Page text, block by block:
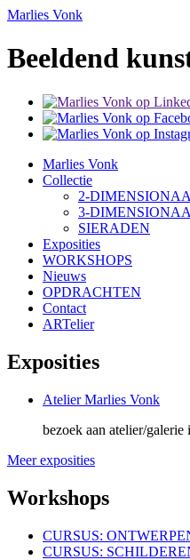
Marlies Vonk
Beeldend
Marlies Vonk
Collectie
2-
3-
SIERADEN
Exposities
WORKSHOPS
Nieuws
OPDRACHTEN
Contact
ARTelier
Exposities
Atelier Marlies Vonk
bezoek aan atelier/
Meer exposities
Workshops
CURSUS:
CURSUS: